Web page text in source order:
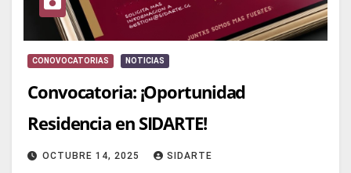
CONOVOCATORIAS NOTICIAS
Convocatoria: ¡Oportunidad
Residencia en SIDARTE!
OCTUBRE 14, 2025 SIDARTE